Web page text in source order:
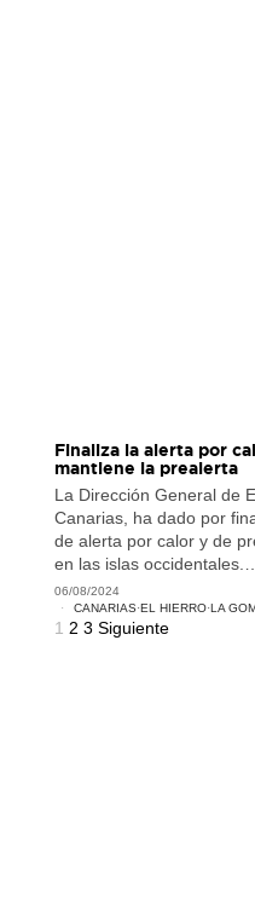
Finaliza la alerta por
mantiene la prealerta
La Dirección General de
Canarias, ha dado por
de alerta por calor y de
en las islas occidentales.…
06/08/2024
CANARIAS·EL HIERRO·LA
1 2 3 Siguiente